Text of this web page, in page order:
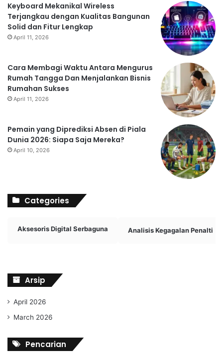
Keyboard Mekanikal Wireless
Terjangkau dengan Kualitas Bangunan
Solid dan Fitur Lengkap
April 11, 2026
Cara Membagi Waktu Antara Mengurus
Rumah Tangga Dan Menjalankan Bisnis
Rumahan Sukses
April 11, 2026
Pemain yang Diprediksi Absen di Piala
Dunia 2026: Siapa Saja Mereka?
April 10, 2026
Categories
Aksesoris Digital Serbaguna Analisis Kegagalan Penalti
Arsip
April 2026
March 2026
Pencarian